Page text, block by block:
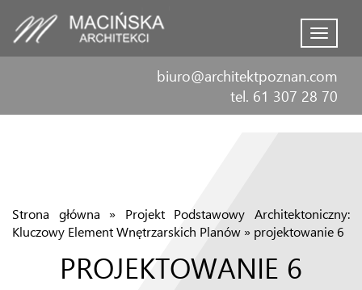
Menu
biuro@architektpoznan.com
tel. 61 307 28 70
Strona główna » Projekt Podstawowy Architektoniczny:
Kluczowy Element Wnętrzarskich Planów » projektowanie 6
PROJEKTOWANIE 6